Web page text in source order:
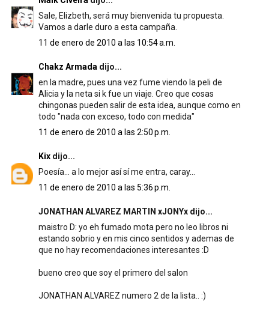
Sale, Elizbeth, será muy bienvenida tu propuesta.
Vamos a darle duro a esta campaña.
11 de enero de 2010 a las 10:54 a.m.
Chakz Armada dijo...
en la madre, pues una vez fume viendo la peli de
Alicia y la neta si k fue un viaje. Creo que cosas
chingonas pueden salir de esta idea, aunque como en
todo "nada con exceso, todo con medida"
11 de enero de 2010 a las 2:50 p.m.
Kixdijo...
Poesía... a lo mejor así sí me entra, caray...
11 de enero de 2010 a las 5:36 p.m.
JONATHAN ALVAREZ MARTIN xJONYx dijo...
maistro D: yo eh fumado mota pero no leo libros ni
estando sobrio y en mis cinco sentidos y ademas de
que no hay recomendaciones interesantes :D
bueno creo que soy el primero del salon
JONATHAN ALVAREZ numero 2 de la lista.. :)